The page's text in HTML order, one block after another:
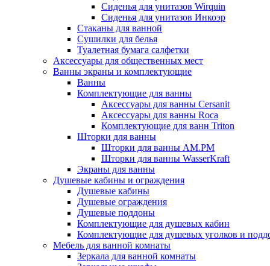
Сиденья для унитазов Wirquin
Сиденья для унитазов Инкоэр
Стаканы для ванной
Сушилки для белья
Туалетная бумага салфетки
Аксессуары для общественных мест
Ванны экраны и комплектующие
Ванны
Комплектующие для ванны
Аксессуары для ванны Cersanit
Аксессуары для ванны Roca
Комплектующие для ванн Triton
Шторки для ванны
Шторки для ванны AM.PM
Шторки для ванны WasserKraft
Экраны для ванны
Душевые кабины и ограждения
Душевые кабины
Душевые ограждения
Душевые поддоны
Комплектующие для душевых кабин
Комплектующие для душевых уголков и
Мебель для ванной комнаты
Зеркала для ванной комнаты